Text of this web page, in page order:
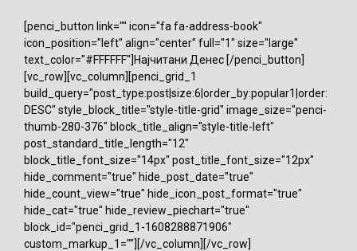
[penci_button link="" icon="fa fa-address-book"
icon_position="left" align="center" full="1" size="large"
text_color="#FFFFFF"]Најчитани Денес [/penci_button]
[vc_row][vc_column][penci_grid_1
build_query="post_type:post|size:6|order_by:popular1|order:
DESC" style_block_title="style-title-grid" image_size="penci-
thumb-280-376" block_title_align="style-title-left"
post_standard_title_length="12"
block_title_font_size="14px" post_title_font_size="12px"
hide_comment="true" hide_post_date="true"
hide_count_view="true" hide_icon_post_format="true"
hide_cat="true" hide_review_piechart="true"
block_id="penci_grid_1-1608288871906"
custom_markup_1=""][/vc_column][/vc_row]